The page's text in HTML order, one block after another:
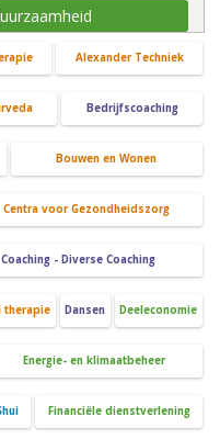
Alexander Techniek
Bedrijfscoaching
Bouwen en Wonen
Centra voor Gezondheidszorg
Coaching - Diverse Coaching
therapie Dansen Deeleconomie
Energie- en klimaatbeheer
Financiële dienstverlening